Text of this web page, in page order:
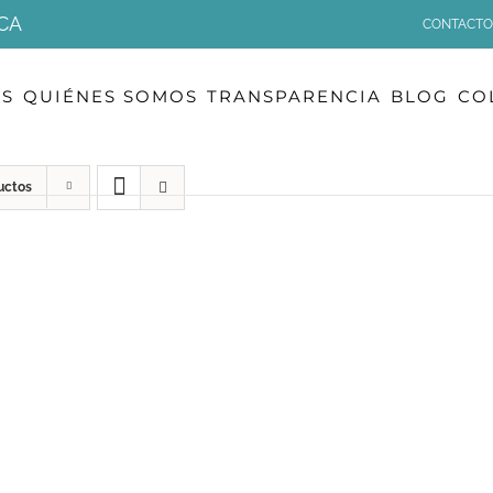
CONTACTO
QUIÉNES SOMOS TRANSPARENCIA BLOG